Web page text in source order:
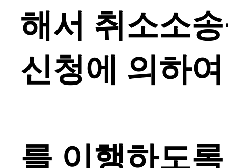
해서 취소소
신청에 의하
를 이행하도